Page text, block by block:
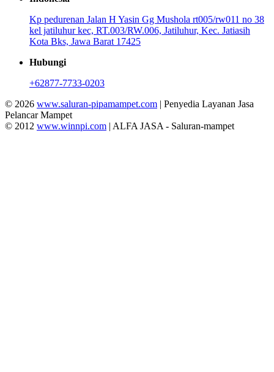
Kp pedurenan Jalan H Yasin Gg Mushola rt005/rw011 no 38
kel jatiluhur kec, RT.003/RW.006, Jatiluhur, Kec. Jatiasih
Kota Bks, Jawa Barat 17425
Hubungi
+62877-7733-0203
© 2026 www.saluran-pipamampet.com | Penyedia Layanan Jasa
Pelancar Mampet
© 2012 www.winnpi.com | ALFA JASA - Saluran-mampet